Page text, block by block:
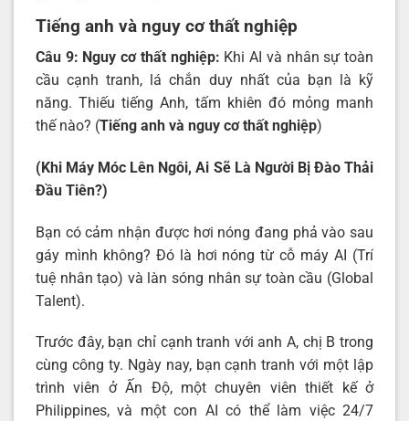
Tiếng anh và nguy cơ thất nghiệp
Câu 9: Nguy cơ thất nghiệp: Khi AI và nhân sự toàn
cầu cạnh tranh, lá chắn duy nhất của bạn là kỹ
năng. Thiếu tiếng Anh, tấm khiên đó mỏng manh
thế nào? (Tiếng anh và nguy cơ thất nghiệp)
(Khi Máy Móc Lên Ngôi, Ai Sẽ Là Người Bị Đào Thải
Đầu Tiên?)
Bạn có cảm nhận được hơi nóng đang phả vào sau
gáy mình không? Đó là hơi nóng từ cỗ máy AI (Trí
tuệ nhân tạo) và làn sóng nhân sự toàn cầu (Global
Talent).
Trước đây, bạn chỉ cạnh tranh với anh A, chị B trong
cùng công ty. Ngày nay, bạn cạnh tranh với một lập
trình viên ở Ấn Độ, một chuyên viên thiết kế ở
Philippines, và một con AI có thể làm việc 24/7